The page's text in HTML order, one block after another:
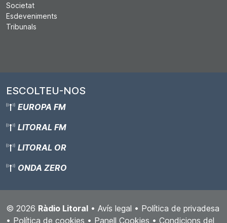
Societat
Esdeveniments
Tribunals
ESCOLTEU-NOS
EUROPA FM
LITORAL FM
LITORAL OR
ONDA ZERO
© 2026 Ràdio Litoral • Avís legal • Política de privadesa
• Política de cookies • Panell Cookies • Condicions del